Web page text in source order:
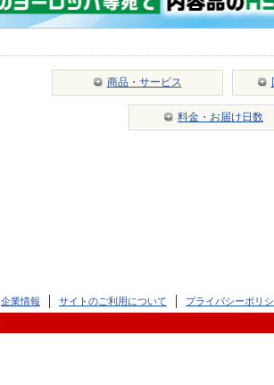
商品・サービス
料金・お届け日数
企業情報 サイトのご利用について プライバシーポリ